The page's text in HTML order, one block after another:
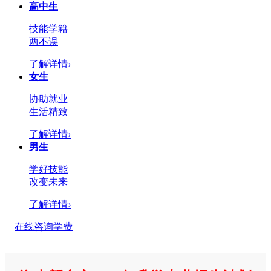
高中生
技能学籍
两不误
了解详情›
女生
协助就业
生活精致
了解详情›
男生
学好技能
改变未来
了解详情›
在线咨询学费